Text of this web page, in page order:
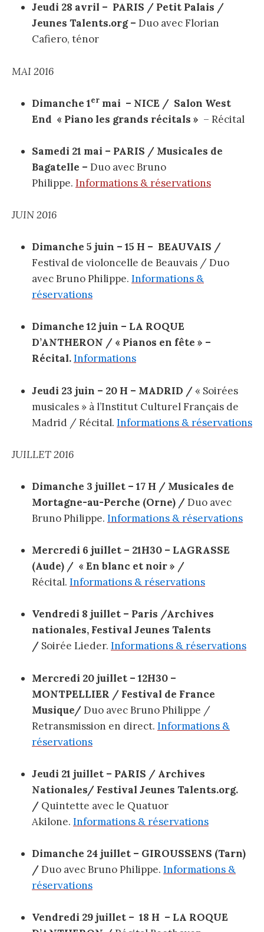
Jeudi 28 avril – PARIS / Petit Palais /
Jeunes Talents.org – Duo avec Florian
Cafiero, ténor
MAI 2016
Dimanche 1er mai – NICE / Salon West
End « Piano les grands récitals » – Récital
Samedi 21 mai – PARIS / Musicales de
Bagatelle – Duo avec Bruno
Philippe. Informations & réservations
JUIN 2016
Dimanche 5 juin – 15 H – BEAUVAIS /
Festival de violoncelle de Beauvais / Duo
avec Bruno Philippe. Informations &
réservations
Dimanche 12 juin – LA ROQUE
D’ANTHERON / « Pianos en fête » –
Récital.Informations
Jeudi 23 juin – 20 H – MADRID /« Soirées
musicales » à l’Institut Culturel Français de
Madrid / Récital. Informations & réservations
JUILLET 2016
Dimanche 3 juillet – 17 H / Musicales de
Mortagne-au-Perche (Orne) /Duo avec
Bruno Philippe. Informations & réservations
Mercredi 6 juillet – 21H30 – LAGRASSE
(Aude) / « En blanc et noir » /
Récital. Informations & réservations
Vendredi 8 juillet – Paris /Archives
nationales, Festival Jeunes Talents
/ Soirée Lieder. Informations & réservations
Mercredi 20 juillet – 12H30 –
MONTPELLIER / Festival de France
Musique/Duo avec Bruno Philippe /
Retransmission en direct. Informations &
réservations
Jeudi 21 juillet – PARIS / Archives
Nationales/ Festival Jeunes Talents.org.
/ Quintette avec le Quatuor
Akilone. Informations & réservations
Dimanche 24 juillet – GIROUSSENS (Tarn)
/Duo avec Bruno Philippe. Informations &
réservations
Vendredi 29 juillet – 18 H – LA ROQUE